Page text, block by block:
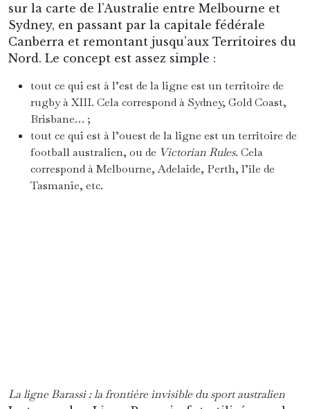
Barassi, un ancien joueur de Victorian Rules des
années 50 militant pour une expansion de son
sport vers le nord. Mais le concept existait dans
la tête de beaucoup avant même son invention.
Car en Australie, on avait rapidement fini par se
rendre compte que le sport le plus populaire à
Sydney et Brisbane n’était pas le même qu’à
Melbourne ou Perth. Que l’attention
médiatique ne portait que sur l’un ou l’autre.
Que les habitants locaux n’avaient
généralement jamais entendu parler de l’autre
aujourd’hui que le footy est le sport numéro 1
en Australie, on comprend qu’il s’agit d’une